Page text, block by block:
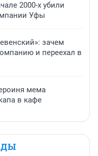
2000-х убили
Уфы
зачем
и переехал в
мема
в кафе